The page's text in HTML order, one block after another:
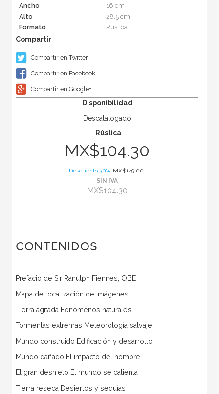
Ancho
16 cm
Alto
28.5 cm
Formato
Rústica
Compartir en Twitter
Compartir en Facebook
Compartir en Google+
Disponibilidad
Descatalogado
Rústica
MX$104.30
Descuento 30% MX$149.00
SIN IVA
MX$104.30
CONTENIDOS
Prefacio de Sir Ranulph Fiennes, OBE
Mapa de localización de imágenes
Tierra agitada Fenómenos naturales
Tormentas extremas Meteorología salvaje
Mundo construido Edificación y desarrollo
Mundo dañado El impacto del hombre
El gran deshielo El mundo se calienta
Tierra reseca Desiertos y sequías